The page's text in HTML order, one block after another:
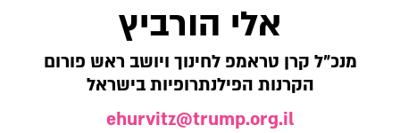
אלי הורביץ
מנכ"ל קרן טראמפ לחינוך ויושב ראש פורום
הקרנות הפילנתרופיות בישראל
ehurvitz@trump.org.il